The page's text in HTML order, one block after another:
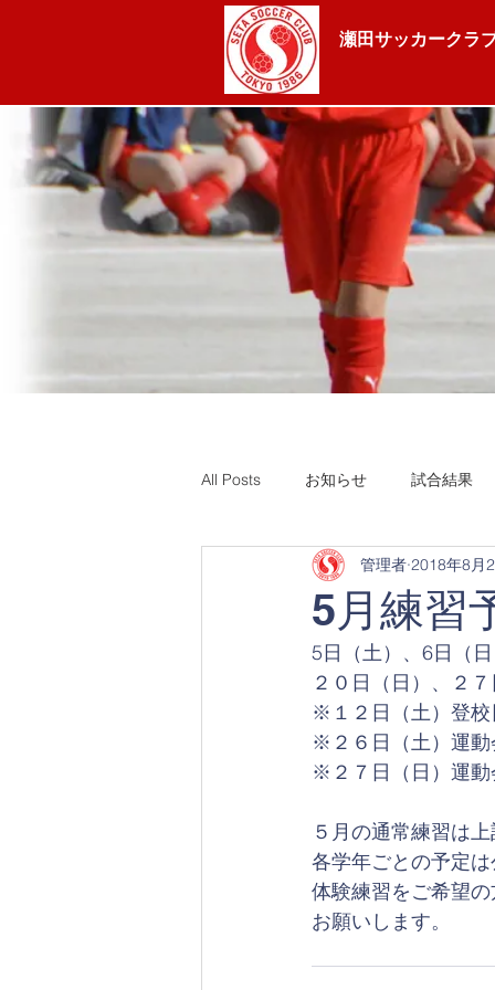
瀬田サッカークラ
All Posts お知らせ 試合結果
5月練習
管理者 2018年8月
5日（土）、6日（
２０日（日）、２
※１２日（土）登
※２６日（土）運
※２７日（日）運動
５月の通常練習は
各学年ごとの予定
体験練習をご希望
お願いします。